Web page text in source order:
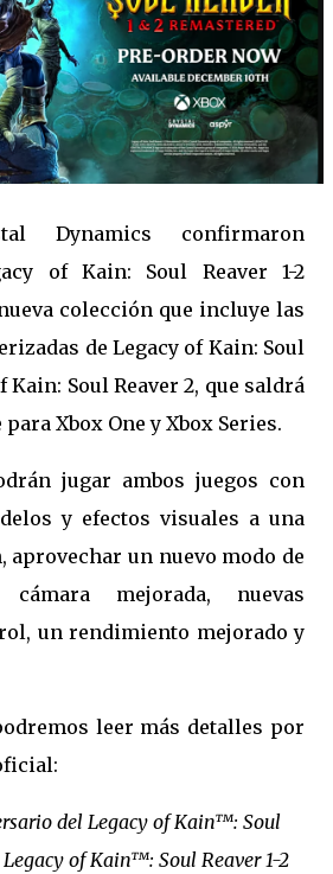
Dynamics confirmaron
of Kain: Soul Reaver 1-2
colección que incluye las
de Legacy of Kain: Soul
Kain: Soul Reaver 2, que saldrá
Xbox One y Xbox Series.
jugar ambos juegos con
y efectos visuales a una
aprovechar un nuevo modo de
mejorada, nuevas
un rendimiento mejorado y
leer más detalles por
del Legacy of Kain™: Soul
of Kain™: Soul Reaver 1-2